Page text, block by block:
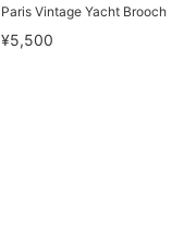
Paris Vintage Yacht Brooch
¥5,500